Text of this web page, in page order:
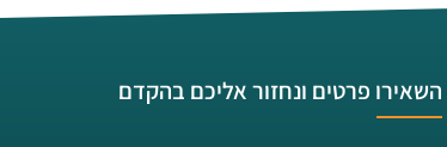
השאירו פרטים ונחזור אליכם בהקדם​​